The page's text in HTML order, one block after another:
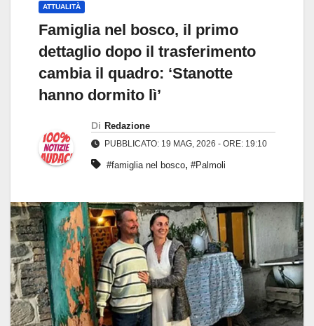
ATTUALITÀ
Famiglia nel bosco, il primo
dettaglio dopo il trasferimento
cambia il quadro: ‘Stanotte
hanno dormito lì’
Di Redazione
PUBBLICATO: 19 MAG, 2026 - ORE: 19:10
#famiglia nel bosco, #Palmoli